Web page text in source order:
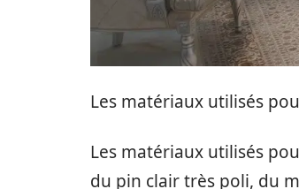
Les matériaux utilisés
Les matériaux utilisés
du pin clair très poli, du